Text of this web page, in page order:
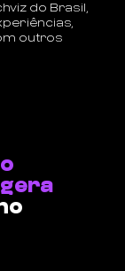
do Brasil,
outros
o